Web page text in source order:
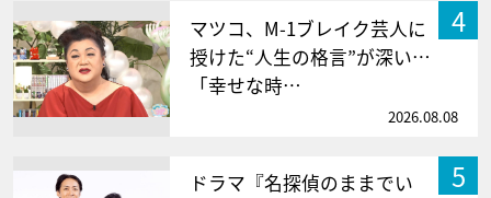
4
マツコ、M-1ブレイク芸人に
授けた“人生の格言”が深い…
「幸せな時…
2026.08.08
5
ドラマ『名探偵のままでい